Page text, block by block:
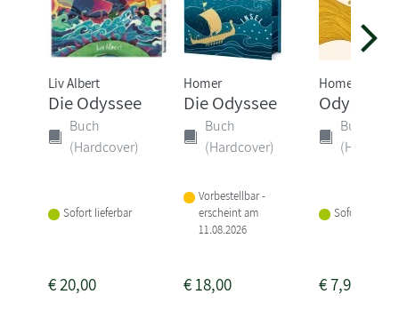
Liv Albert
Die Odyssee
Buch
(Hardcover)
Sofort lieferbar
€20,00
Homer
Die Odyssee
Buch
(Hardcover)
Vorbestellbar -
erscheint am
11.08.2026
€18,00
Homer
Odyssee
Buch
Sofort
€7,95